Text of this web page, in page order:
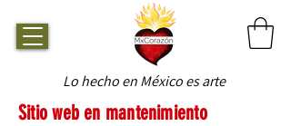
Lo hecho en México es arte
Sitio web en mantenimiento